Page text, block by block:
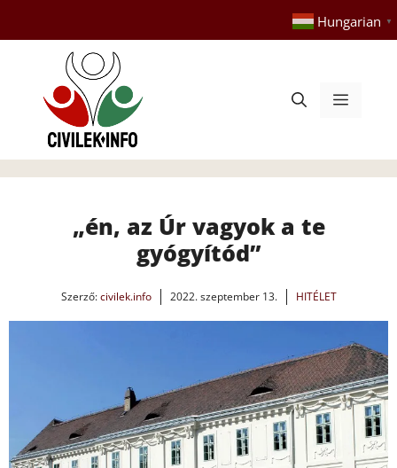
tartalomba
Hungarian ▼
Menü
„én, az Úr vagyok a te
gyógyítód”
Szerző:civilek.info 2022. szeptember 13. HITÉLET